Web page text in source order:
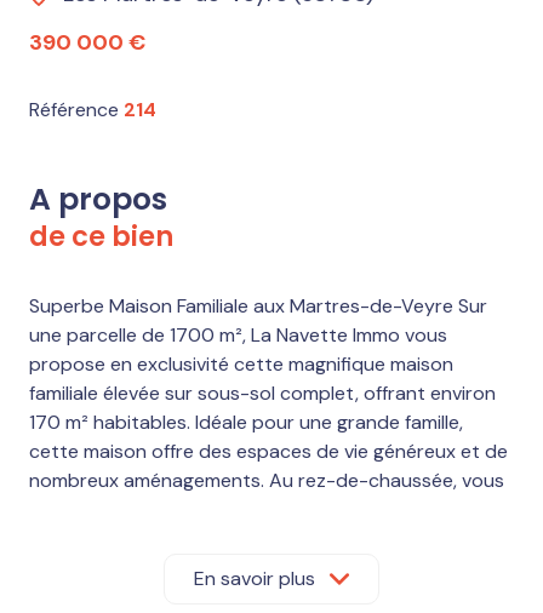
390 000 €
Référence 214
A propos
de ce bien
Superbe Maison Familiale aux Martres-de-Veyre Sur
une parcelle de 1700 m², La Navette Immo vous
propose en exclusivité cette magnifique maison
familiale élevée sur sous-sol complet, offrant environ
170 m² habitables. Idéale pour une grande famille,
cette maison offre des espaces de vie généreux et de
nombreux aménagements. Au rez-de-chaussée, vous
salon/séjour lumineux offre un espace convivial pour
se détendre en famille ou entre amis. Ce niveau
En savoir plus